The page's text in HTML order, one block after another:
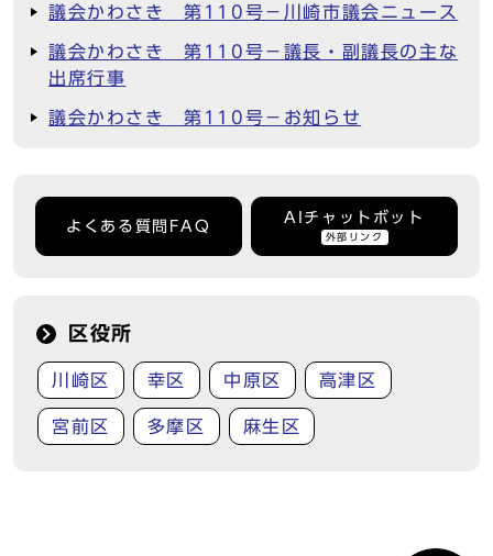
議会かわさき 第110号－川崎市議会ニュース
議会かわさき 第110号－議長・副議長の主な
出席行事
議会かわさき 第110号－お知らせ
よくある質問FAQ
AIチャットボット
外部リンク
区役所
川崎区 幸区 中原区 高津区
宮前区 多摩区 麻生区